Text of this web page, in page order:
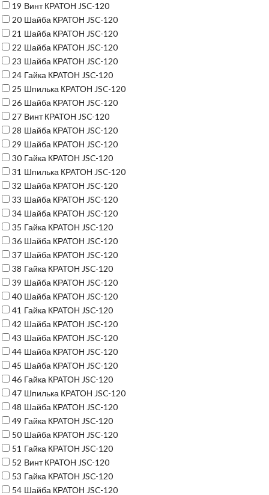
19 Винт КРАТОН JSC-120
20 Шайба КРАТОН JSC-120
21 Шайба КРАТОН JSC-120
22 Шайба КРАТОН JSC-120
23 Шайба КРАТОН JSC-120
24 Гайка КРАТОН JSC-120
25 Шпилька КРАТОН JSC-120
26 Шайба КРАТОН JSC-120
27 Винт КРАТОН JSC-120
28 Шайба КРАТОН JSC-120
29 Шайба КРАТОН JSC-120
30 Гайка КРАТОН JSC-120
31 Шпилька КРАТОН JSC-120
32 Шайба КРАТОН JSC-120
33 Шайба КРАТОН JSC-120
34 Шайба КРАТОН JSC-120
35 Гайка КРАТОН JSC-120
36 Шайба КРАТОН JSC-120
37 Шайба КРАТОН JSC-120
38 Гайка КРАТОН JSC-120
39 Шайба КРАТОН JSC-120
40 Шайба КРАТОН JSC-120
41 Гайка КРАТОН JSC-120
42 Шайба КРАТОН JSC-120
43 Шайба КРАТОН JSC-120
44 Шайба КРАТОН JSC-120
45 Шайба КРАТОН JSC-120
46 Гайка КРАТОН JSC-120
47 Шпилька КРАТОН JSC-120
48 Шайба КРАТОН JSC-120
49 Гайка КРАТОН JSC-120
50 Шайба КРАТОН JSC-120
51 Гайка КРАТОН JSC-120
52 Винт КРАТОН JSC-120
53 Гайка КРАТОН JSC-120
54 Шайба КРАТОН JSC-120